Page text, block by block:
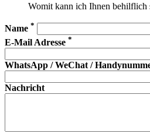
Womit kann ich Ihnen behilflich
Name *
E-Mail Adresse *
WhatsApp / WeChat /
Nachricht